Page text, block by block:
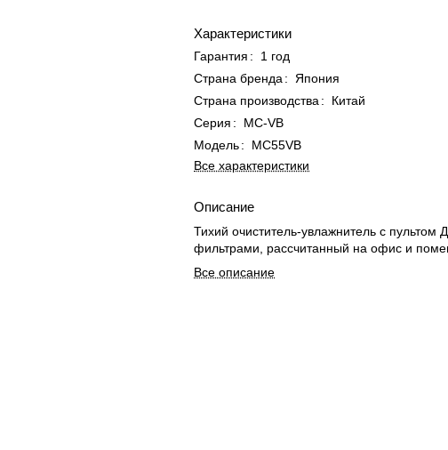
Характеристики
Гарантия :
1 год
Страна бренда :
Япония
Страна производства :
Китай
Серия :
MC-VB
Модель:
MC55VB
Все характеристики
Описание
Тихий очиститель-увлажнитель с
фильтрами, рассчитанный на офис и
Все описание